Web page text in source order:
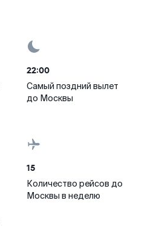
22:00
Самый поздний вылет
до Москвы
15
Количество рейсов до
Москвы в неделю